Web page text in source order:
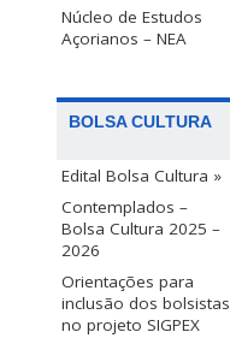
Núcleo de Estudos
Açorianos – NEA
BOLSA CULTURA
Edital Bolsa Cultura »
Contemplados –
Bolsa Cultura 2025 –
2026
Orientações para
inclusão dos bolsistas
no projeto SIGPEX